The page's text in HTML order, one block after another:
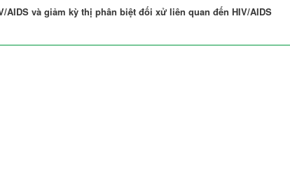
và giảm kỳ thị phân biệt đối xử liên quan đến HIV/AIDS